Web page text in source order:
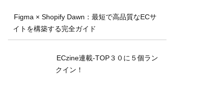
Figma × Shopify Dawn：最短で高品質なECサ
イトを構築する完全ガイド
ECzine連載-TOP３０に５個ラン
クイン！